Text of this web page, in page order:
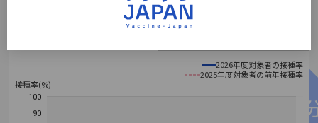
大分県の累積初回接種率推移データ
2026年度対象者の接種率
2025年度対象者の前年接種率
接種率(%)
90
100